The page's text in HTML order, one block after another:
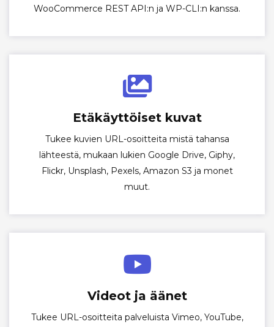
WooCommerce REST API:n ja WP-CLI:n kanssa.
Etäkäyttöiset kuvat
Tukee kuvien URL-osoitteita mistä tahansa
lähteestä, mukaan lukien Google Drive, Giphy,
Flickr, Unsplash, Pexels, Amazon S3 ja monet
muut.
Videot ja äänet
Tukee URL-osoitteita palveluista Vimeo, YouTube,